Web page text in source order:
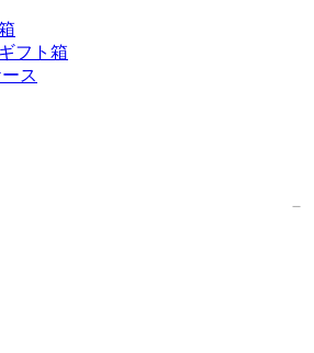
フト箱
ス